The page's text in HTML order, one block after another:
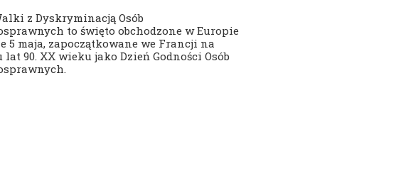
z Dyskryminacją Osób
to święto obchodzone w Europie
5 maja, zapoczątkowane we Francji na
lat 90. XX wieku jako Dzień Godności Osób